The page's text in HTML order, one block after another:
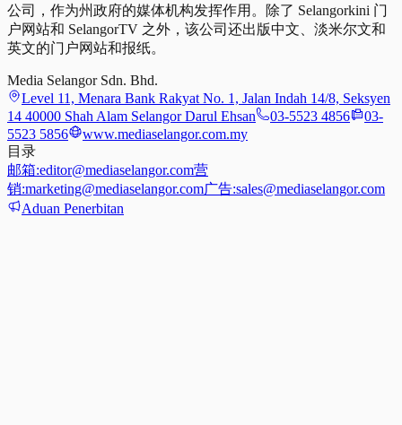
公司，作为州政府的媒体机构发挥作用。除了 Selangorkini 门
户网站和 SelangorTV 之外，该公司还出版中文、淡米尔文和
英文的门户网站和报纸。
Media Selangor Sdn. Bhd.
Level 11, Menara Bank Rakyat No. 1, Jalan Indah 14/8, Seksyen
14 40000 Shah Alam Selangor Darul Ehsan
03-5523 4856
03-
5523 5856
www.mediaselangor.com.my
目录
邮箱:editor@mediaselangor.com营
销:marketing@mediaselangor.com广告:sales@mediaselangor.com
Aduan Penerbitan